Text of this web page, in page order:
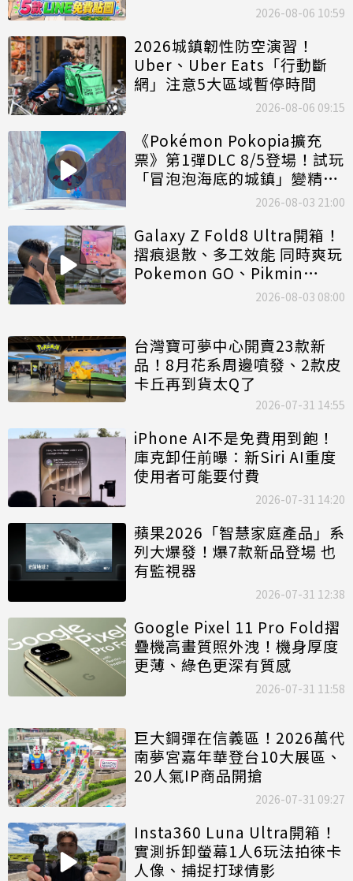
2026-08-06 10:59
2026城鎮韌性防空演習！
Uber、Uber Eats「行動斷
網」注意5大區域暫停時間
2026-08-06 09:15
《Pokémon Pokopia擴充
票》第1彈DLC 8/5登場！試玩
「冒泡泡海底的城鎮」變精神
2026-08-03 21:00
Galaxy Z Fold8 Ultra開箱！
摺痕退散、多工效能 同時爽玩
Pokemon GO、Pikmin
2026-08-03 08:00
台灣寶可夢中心開賣23款新
品！8月花系周邊噴發、2款皮
卡丘再到貨太Q了
2026-07-31 14:55
iPhone AI不是免費用到飽！
庫克卸任前曝：新Siri AI重度
使用者可能要付費
2026-07-31 14:20
蘋果2026「智慧家庭產品」系
列大爆發！爆7款新品登場 也
有監視器
2026-07-31 12:38
Google Pixel 11 Pro Fold摺
疊機高畫質照外洩！機身厚度
更薄、綠色更深有質感
2026-07-31 11:58
巨大鋼彈在信義區！2026萬代
南夢宮嘉年華登台10大展區、
20人氣IP商品開搶
2026-07-31 09:27
Insta360 Luna Ultra開箱！
實測拆卸螢幕1人6玩法拍徠卡
人像、捕捉打球倩影